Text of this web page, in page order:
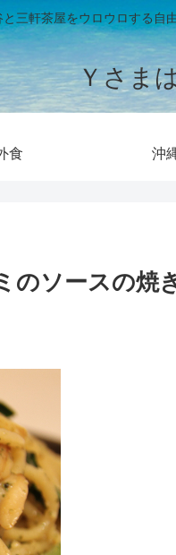
三軒茶屋をウロウロする自
Ｙさま
食 沖
のソースの焼